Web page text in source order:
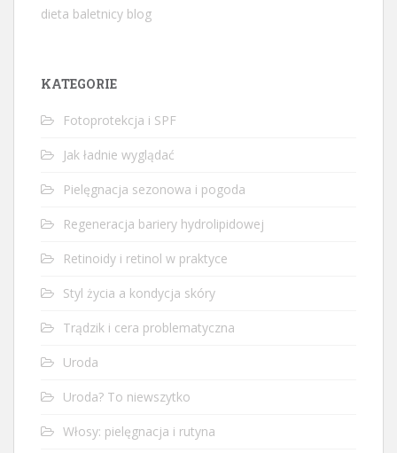
dieta baletnicy blog
KATEGORIE
Fotoprotekcja i SPF
Jak ładnie wyglądać
Pielęgnacja sezonowa i pogoda
Regeneracja bariery hydrolipidowej
Retinoidy i retinol w praktyce
Styl życia a kondycja skóry
Trądzik i cera problematyczna
Uroda
Uroda? To niewszytko
Włosy: pielęgnacja i rutyna